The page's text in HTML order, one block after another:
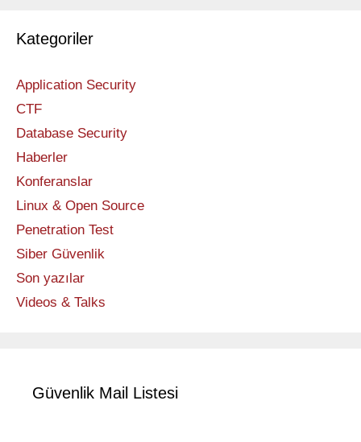
Kategoriler
Application Security
CTF
Database Security
Haberler
Konferanslar
Linux & Open Source
Penetration Test
Siber Güvenlik
Son yazılar
Videos & Talks
Güvenlik Mail Listesi